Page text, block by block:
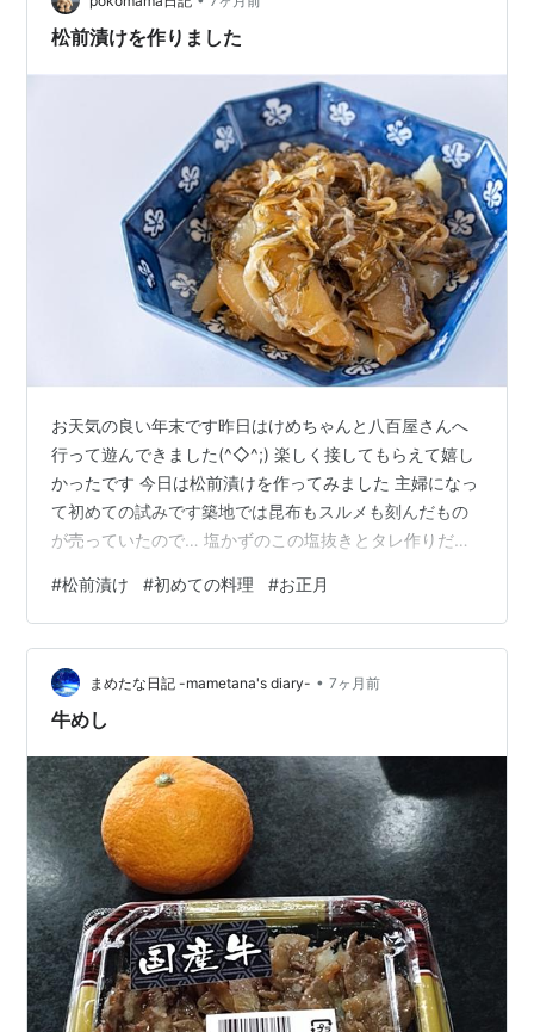
じ、トウモロ…
松前漬けを作りました
お天気の良い年末です昨日はけめちゃんと八百屋さんへ
行って遊んできました(^◇^;) 楽しく接してもらえて嬉し
かったです 今日は松前漬けを作ってみました 主婦になっ
て初めての試みです築地では昆布もスルメも刻んだもの
が売っていたので… 塩かずのこの塩抜きとタレ作りだけ
り、材料を合わせるだけ… すぐ終わってしまいました
(^◇^;)あとは「美味しくなぁ〜れ」と祈るだけ…(^^) 上
手くできてるといいなぁ〜♪もういくつ寝るとお正月〜♪♪
今日もお付き合いいただきありがとうございました(^^)
#松前漬け #初めての料理 #お正月
まめたな日記 -mametana's diary- • 7ヶ月前
牛めし